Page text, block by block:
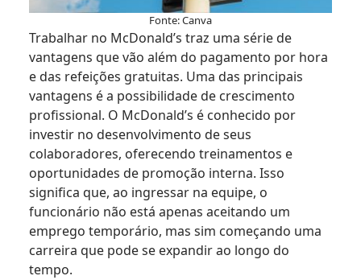
Fonte: Canva
Trabalhar no McDonald’s traz uma série de
vantagens que vão além do pagamento por hora
e das refeições gratuitas. Uma das principais
vantagens é a possibilidade de crescimento
profissional. O McDonald’s é conhecido por
investir no desenvolvimento de seus
colaboradores, oferecendo treinamentos e
oportunidades de promoção interna. Isso
significa que, ao ingressar na equipe, o
funcionário não está apenas aceitando um
emprego temporário, mas sim começando uma
carreira que pode se expandir ao longo do
tempo.